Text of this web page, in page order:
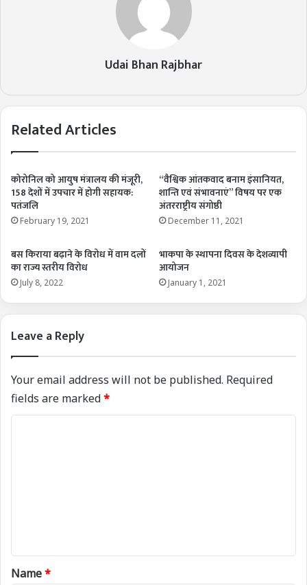
Udai Bhan Rajbhar
Related Articles
कोरोनिल को आयुष मंत्रालय की मंजूरी,
158 देशों में उपचार में होगी सहायक:
पतंजलि
February 19, 2021
“वैश्विक आंतकवाद बनाम इंसानियत,
शान्ति एवं संभावनाएं” विषय पर एक
अंतरराष्ट्रीय संगोष्ठी
December 11, 2021
बस किराया बढ़ाने के विरोध में वाम दलों
का राज्य स्तरीय विरोध
July 8, 2022
भाकपा के स्थापना दिवस के देशव्यापी
आयोजन
January 1, 2021
Leave a Reply
Your email address will not be published. Required
fields are marked*
*
Name*